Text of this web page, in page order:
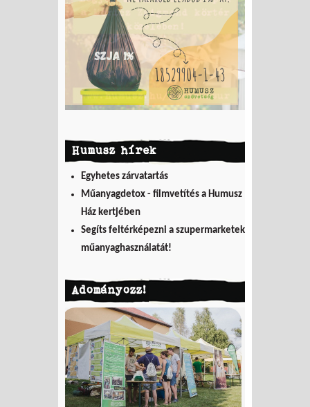
Humusz hírek
Egyhetes zárvatartás
Műanyagdetox - filmvetítés a Humusz
Ház kertjében
Segíts feltérképezni a szupermarketek
műanyaghasználatát!
Adományozz!